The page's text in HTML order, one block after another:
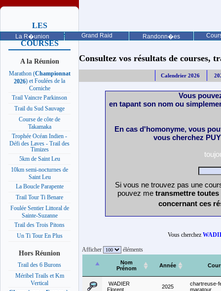
La R�union Grand Raid Randonn�es
LES
PROCHAINES
COURSES
A la Réunion
Marathon (Championnat
2026) et Foulées de la
Corniche
Trail Vaincre Parkinson
Trail du Sud Sauvage
Course de côte de
Takamaka
Trophée Océan Indien -
Défi des Laves - Trail des
Timizes
5km de Saint Leu
10km semi-nocturnes de
Saint Leu
La Boucle Parapente
Trail Tour Ti Benare
Foulée Sentier Littoral de
Sainte-Suzanne
Trail des Trois Pitons
Un Ti Tour En Plus
Hors Réunion
Trail des 6 Burons
Méribel Trails et Km
Vertical
Consultez vos résultats de courses,
Calendrier 2026
Vous
en tapant son nom ou
En cas d'homonyme, vous
vous cherchez
Si vous ne trouvez pas une
pouvez me transmettre
concernant ces
Vous cherchez
Afficher éléments
Nom
Prénom
Année
WADIER
Florent
2025
chartreuse-
maratour